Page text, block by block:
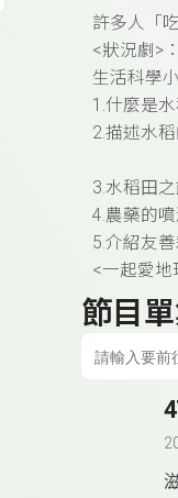
許多人「
<狀況劇>
生活科學
1.什麼是
2.描述水
3.水稻田
4.農藥的
5.介紹友
<一起愛地
節目